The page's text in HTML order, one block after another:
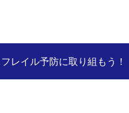
フレイル予防に取り組もう！